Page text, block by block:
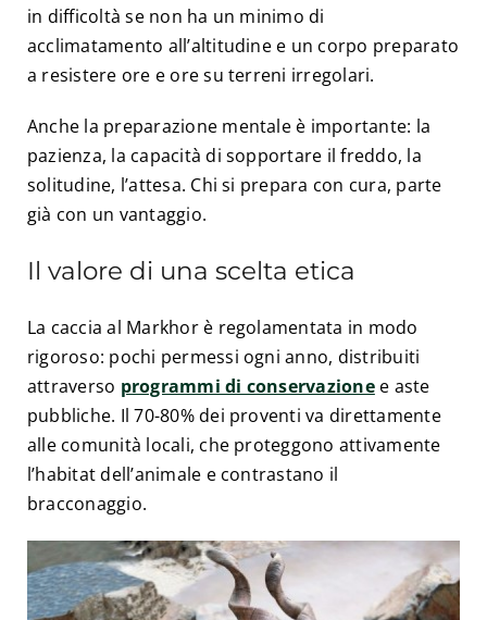
in difficoltà se non ha un minimo di
acclimatamento all’altitudine e un corpo preparato
a resistere ore e ore su terreni irregolari.
Anche la preparazione mentale è importante: la
pazienza, la capacità di sopportare il freddo, la
solitudine, l’attesa. Chi si prepara con cura, parte
già con un vantaggio.
Il valore di una scelta etica
La caccia al Markhor è regolamentata in modo
rigoroso: pochi permessi ogni anno, distribuiti
attraverso programmi di conservazionee aste
pubbliche. Il 70-80% dei proventi va direttamente
alle comunità locali, che proteggono attivamente
l’habitat dell’animale e contrastano il
bracconaggio.